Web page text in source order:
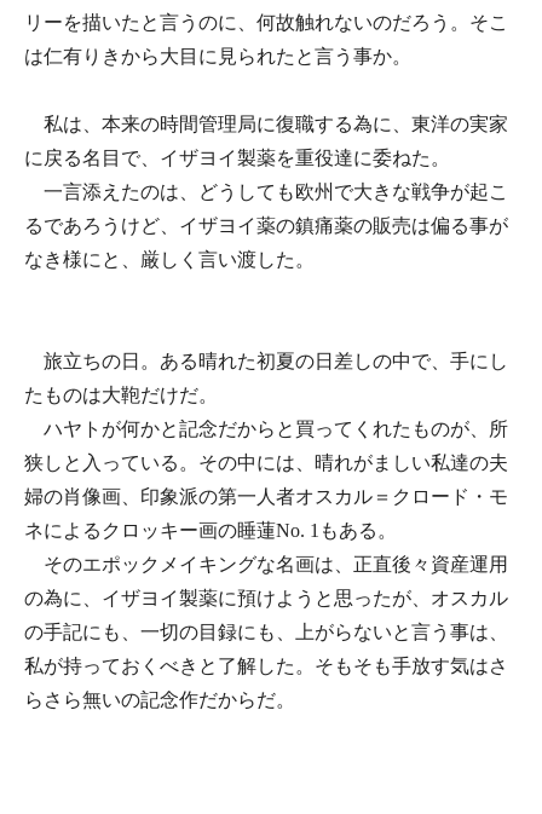
リーを描いたと言うのに、何故触れないのだろう。そこ
は仁有りきから大目に見られたと言う事か。
私は、本来の時間管理局に復職する為に、東洋の実家
に戻る名目で、イザヨイ製薬を重役達に委ねた。
一言添えたのは、どうしても欧州で大きな戦争が起こ
るであろうけど、イザヨイ薬の鎮痛薬の販売は偏る事が
なき様にと、厳しく言い渡した。
旅立ちの日。ある晴れた初夏の日差しの中で、手にし
たものは大鞄だけだ。
ハヤトが何かと記念だからと買ってくれたものが、所
狭しと入っている。その中には、晴れがましい私達の夫
婦の肖像画、印象派の第一人者オスカル＝クロード・モ
ネによるクロッキー画の睡蓮No. 1もある。
そのエポックメイキングな名画は、正直後々資産運用
の為に、イザヨイ製薬に預けようと思ったが、オスカル
の手記にも、一切の目録にも、上がらないと言う事は、
私が持っておくべきと了解した。そもそも手放す気はさ
らさら無いの記念作だからだ。